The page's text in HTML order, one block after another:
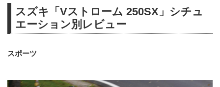
スズキ「Vストローム 250SX」シチュ
エーション別レビュー
スポーツ